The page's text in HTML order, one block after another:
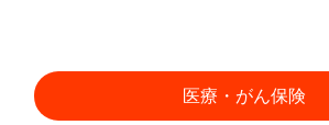
医療・がん保険